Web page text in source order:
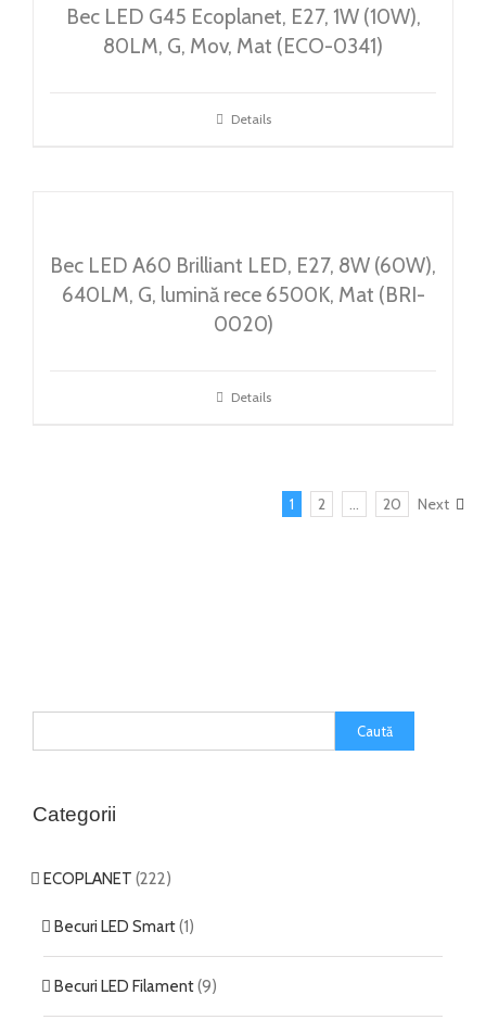
Bec LED G45 Ecoplanet, E27, 1W (10W),
80LM, G, Mov, Mat (ECO-0341)
Details
Bec LED A60 Brilliant LED, E27, 8W (60W),
640LM, G, lumină rece 6500K, Mat (BRI-
0020)
Details
1 2 … 20 Next
Categorii
ECOPLANET (222)
Becuri LED Smart(1)
Becuri LED Filament(9)